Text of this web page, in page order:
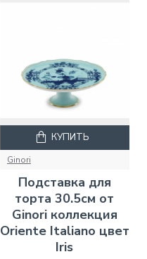
Ginori
Подставка для
торта 30.5см от
Ginori коллекция
Oriente Italiano цвет
Iris
КУПИТЬ